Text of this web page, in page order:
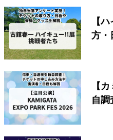
【
方・
【
自